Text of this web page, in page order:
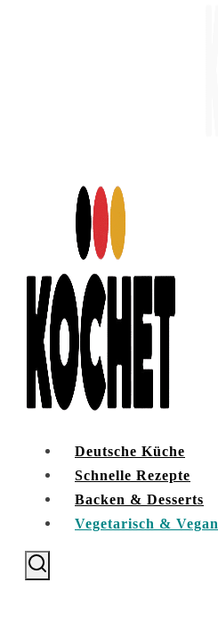
Deutsche Küche
Schnelle Rezepte
Backen & Desserts
Vegetarisch & Vegan